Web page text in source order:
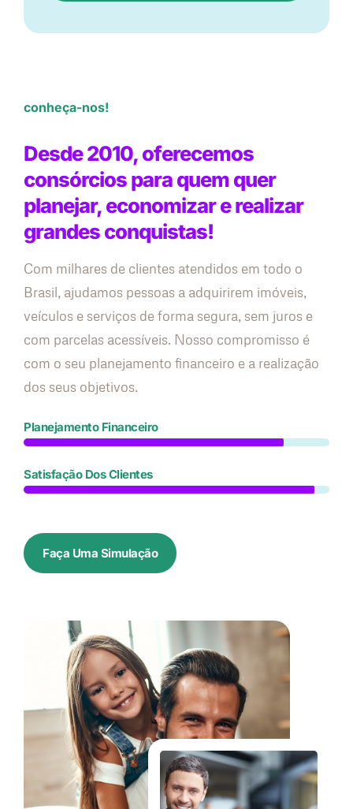
conheça-nos!
Desde 2010, oferecemos
consórcios para quem quer
planejar, economizar e realizar
grandes conquistas!
Com milhares de clientes atendidos em todo o
Brasil, ajudamos pessoas a adquirirem imóveis,
veículos e serviços de forma segura, sem juros e
com parcelas acessíveis. Nosso compromisso é
com o seu planejamento financeiro e a realização
dos seus objetivos.
Planejamento Financeiro
Satisfação Dos Clientes
Faça Uma Simulação